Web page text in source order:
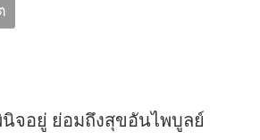
จอยู่ ย่อมถึงสุขอันไพบูลย์